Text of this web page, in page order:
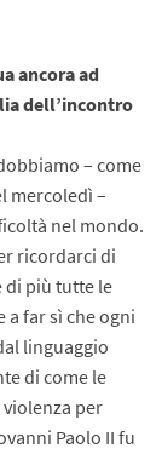
ancora ad
dell’incontro
– come
mercoledì –
nel mondo.
ricordarci di
di più tutte le
far sì che ogni
linguaggio
di come le
per
Paolo II fu